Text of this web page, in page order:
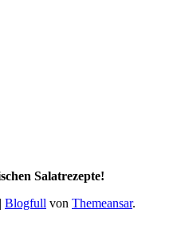
Salatrezepte!
| Blogfull von Themeansar.